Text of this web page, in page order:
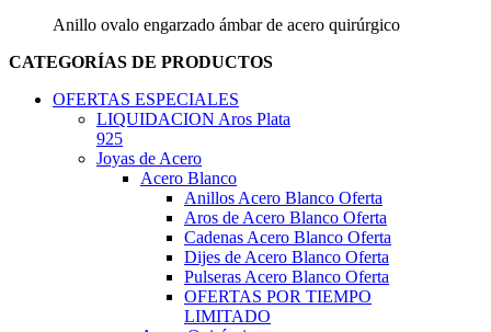
Anillo ovalo engarzado ámbar de acero quirúrgico
CATEGORÍAS DE PRODUCTOS
OFERTAS ESPECIALES
LIQUIDACION Aros Plata
925
Joyas de Acero
Acero Blanco
Anillos Acero Blanco Oferta
Aros de Acero Blanco Oferta
Cadenas Acero Blanco Oferta
Dijes de Acero Blanco Oferta
Pulseras Acero Blanco Oferta
OFERTAS POR TIEMPO
LIMITADO